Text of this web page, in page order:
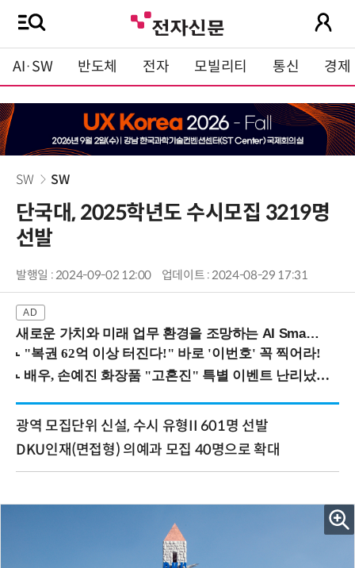
AI·SW 반도체 전자 모빌리티 통신 경제
SW SW
단국대, 2025학년도 수시모집 3219명
선발
발행일 : 2024-09-02 12:00 업데이트 : 2024-08-29 17:31
새로운 가치와 미래 업무 환경을 조망하는 AI Smart Work Summit 2026 (9/11 코엑스)
광역 모집단위 신설, 수시 유형II 601명 선발
DKU인재(면접형) 의예과 모집 40명으로 확대